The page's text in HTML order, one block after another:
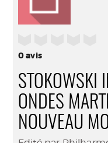
0avis
STOKOWSKI
ONDES
NOUVEAU